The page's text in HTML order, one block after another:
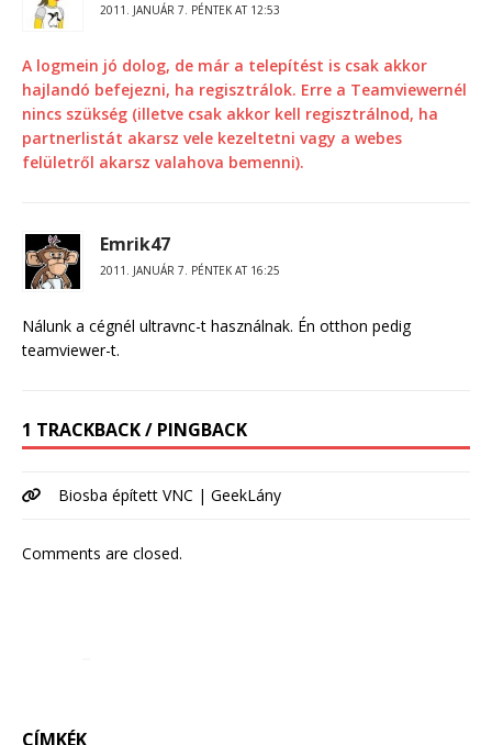
2011. JANUÁR 7. PÉNTEK AT 12:53
A logmein jó dolog, de már a telepítést is csak akkor
hajlandó befejezni, ha regisztrálok. Erre a Teamviewernél
nincs szükség (illetve csak akkor kell regisztrálnod, ha
partnerlistát akarsz vele kezeltetni vagy a webes
felületről akarsz valahova bemenni).
Emrik47
2011. JANUÁR 7. PÉNTEK AT 16:25
Nálunk a cégnél ultravnc-t használnak. Én otthon pedig
teamviewer-t.
1 TRACKBACK / PINGBACK
Biosba épített VNC | GeekLány
Comments are closed.
CÍMKÉK